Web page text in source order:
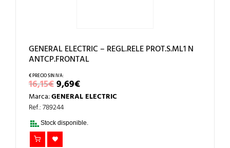
GENERAL ELECTRIC – REGL.RELE PROT.S.ML1 N
ANTCP.FRONTAL
16,15€EL
PRECIO
ORIGINAL
ERA:
16,15€.
9,69€EL
PRECIO
ACTUAL
9,69€.
Marca:GENERAL ELECTRIC
Ref.: 789244
Stock disponible.